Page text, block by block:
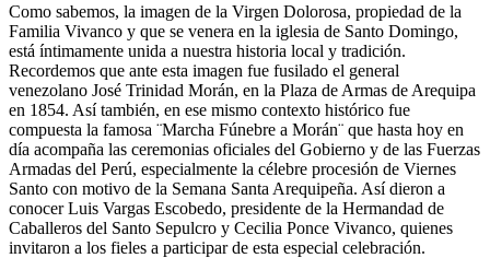
Como sabemos, la imagen de la Virgen Dolorosa, propiedad de la
Familia Vivanco y que se venera en la iglesia de Santo Domingo,
está íntimamente unida a nuestra historia local y tradición.
Recordemos que ante esta imagen fue fusilado el general
venezolano José Trinidad Morán, en la Plaza de Armas de Arequipa
en 1854. Así también, en ese mismo contexto histórico fue
compuesta la famosa ¨Marcha Fúnebre a Morán¨ que hasta hoy en
día acompaña las ceremonias oficiales del Gobierno y de las Fuerzas
Armadas del Perú, especialmente la célebre procesión de Viernes
Santo con motivo de la Semana Santa Arequipeña. Así dieron a
conocer Luis Vargas Escobedo, presidente de la Hermandad de
Caballeros del Santo Sepulcro y Cecilia Ponce Vivanco, quienes
invitaron a los fieles a participar de esta especial celebración.